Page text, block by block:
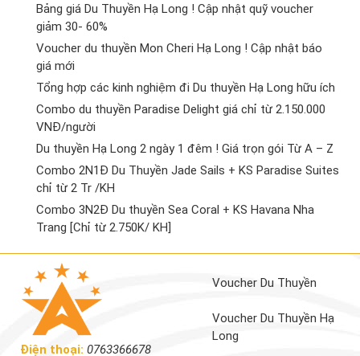
Bảng giá Du Thuyền Hạ Long ! Cập nhật quỹ voucher
giảm 30- 60%
Voucher du thuyền Mon Cheri Hạ Long ! Cập nhật báo
giá mới
Tổng hợp các kinh nghiệm đi Du thuyền Hạ Long hữu ích
Combo du thuyền Paradise Delight giá chỉ từ 2.150.000
VNĐ/người
Du thuyền Hạ Long 2 ngày 1 đêm ! Giá trọn gói Từ A – Z
Combo 2N1Đ Du Thuyền Jade Sails + KS Paradise Suites
chỉ từ 2 Tr /KH
Combo 3N2Đ Du thuyền Sea Coral + KS Havana Nha
Trang [Chỉ từ 2.750K/ KH]
Điện thoại: 0763366678
Voucher Du Thuyền
Voucher Du Thuyền Hạ
Long